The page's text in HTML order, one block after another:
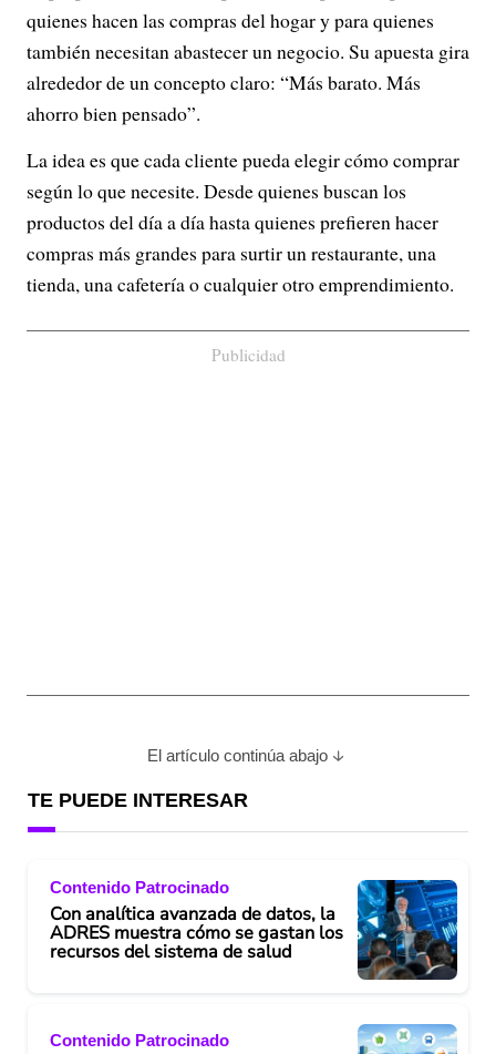
quienes hacen las compras del hogar y para quienes
también necesitan abastecer un negocio. Su apuesta gira
alrededor de un concepto claro: “Más barato. Más
ahorro bien pensado”.
La idea es que cada cliente pueda elegir cómo comprar
según lo que necesite. Desde quienes buscan los
productos del día a día hasta quienes prefieren hacer
compras más grandes para surtir un restaurante, una
tienda, una cafetería o cualquier otro emprendimiento.
Publicidad
El artículo continúa abajo
TE PUEDE INTERESAR
Contenido Patrocinado
Con analítica avanzada de datos, la
ADRES muestra cómo se gastan los
recursos del sistema de salud
Contenido Patrocinado